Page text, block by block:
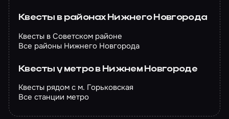
Квесты в районах Нижнего Новгорода
Квесты в Советском районе
Все районы Нижнего Новгорода
Квесты у метро в Нижнем Новгороде
Квесты рядом с м. Горьковская
Все станции метро